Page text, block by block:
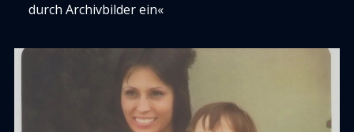
durch Archivbilder ein«